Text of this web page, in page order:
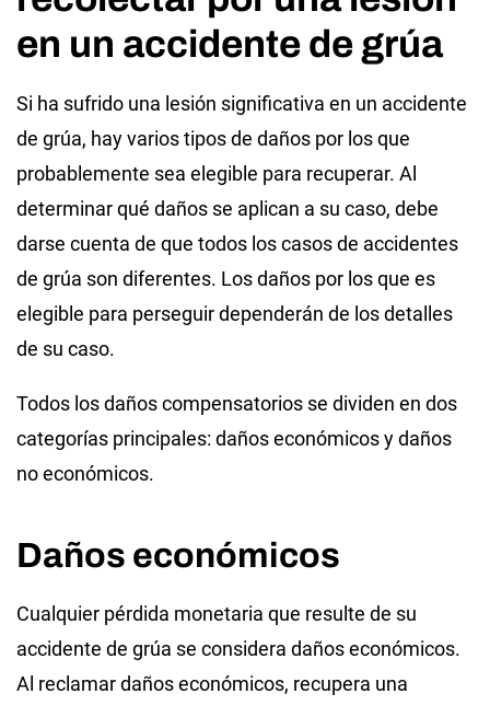
en un accidente de grúa
Si ha sufrido una lesión significativa en un accidente
de grúa, hay varios tipos de daños por los que
probablemente sea elegible para recuperar. Al
determinar qué daños se aplican a su caso, debe
darse cuenta de que todos los casos de accidentes
de grúa son diferentes. Los daños por los que es
elegible para perseguir dependerán de los detalles
de su caso.
Todos los daños compensatorios se dividen en dos
categorías principales: daños económicos y daños
no económicos.
Daños económicos
Cualquier pérdida monetaria que resulte de su
accidente de grúa se considera daños económicos.
Al reclamar daños económicos, recupera una